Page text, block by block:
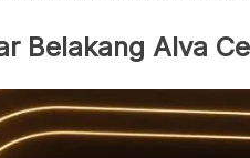
Belakang Alva